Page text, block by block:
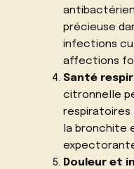
précieuse
infections
affections
Santé
citronnelle
respiratoires
la bronchite
Douleur et